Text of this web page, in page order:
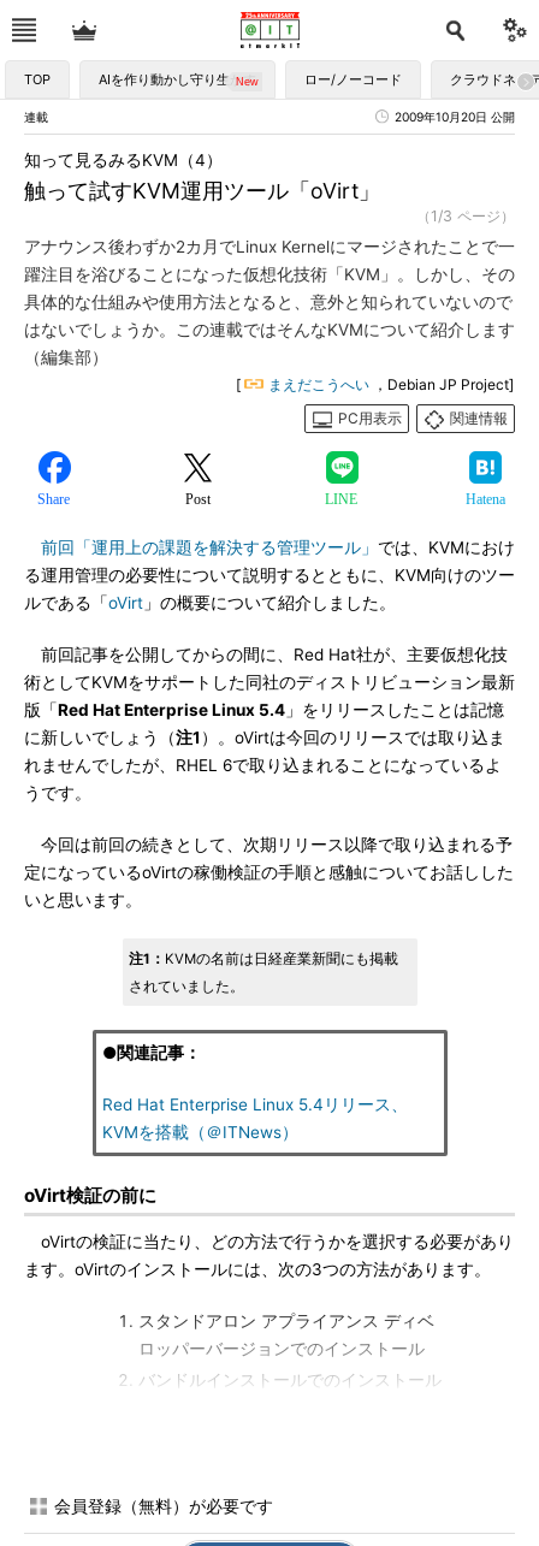
TOP AIを作り動かし守り生かす ロー/ノーコード クラウドネイ
連載 2009年10月20日 公開
触って試すKVM運用ツール「oVirt」
知って見るみるKVM（4）
（1/3 ページ）
アナウンス後わずか2カ月でLinux Kernelにマージされたことで一
躍注目を浴びることになった仮想化技術「KVM」。しかし、その
具体的な仕組みや使用方法となると、意外と知られていないので
はないでしょうか。この連載ではそんなKVMについて紹介します
（編集部）
[ まえだこうへい ，Debian JP Project]
PC用表示
関連情報
Share Post LINE Hatena
前回「運用上の課題を解決する管理ツール」 では、KVMにおけ
る運用管理の必要性について説明するとともに、KVM向けのツー
ルである「oVirt 」の概要について紹介しました。
前回記事を公開してからの間に、Red Hat社が、主要仮想化技
術としてKVMをサポートした同社のディストリビューション最新
版「Red Hat Enterprise Linux 5.4 」をリリースしたことは記憶
に新しいでしょう（注1 ）。oVirtは今回のリリースでは取り込ま
れませんでしたが、RHEL 6で取り込まれることになっているよ
うです。
今回は前回の続きとして、次期リリース以降で取り込まれる予
定になっているoVirtの稼働検証の手順と感触についてお話しした
いと思います。
注1： KVMの名前は日経産業新聞にも掲載
されていました。
●関連記事：
Red Hat Enterprise Linux 5.4リリース、
KVMを搭載（＠ITNews）
oVirt検証の前に
oVirtの検証に当たり、どの方法で行うかを選択する必要があり
ます。oVirtのインストールには、次の3つの方法があります。
スタンドアロン アプライアンス ディベ
ロッパーバージョンでのインストール
バンドルインストールでのインストール
こと、それ自体を目的としていますので、1のスタンドアロンア
会員登録（無料）が必要です